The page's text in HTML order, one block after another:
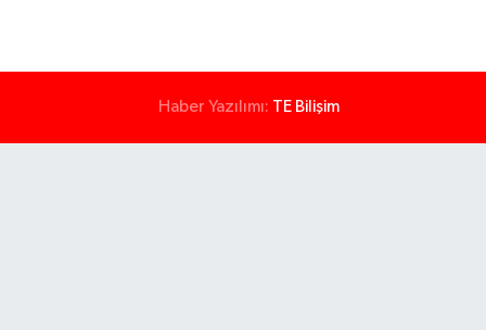
Haber Yazılımı: TE Bilişim